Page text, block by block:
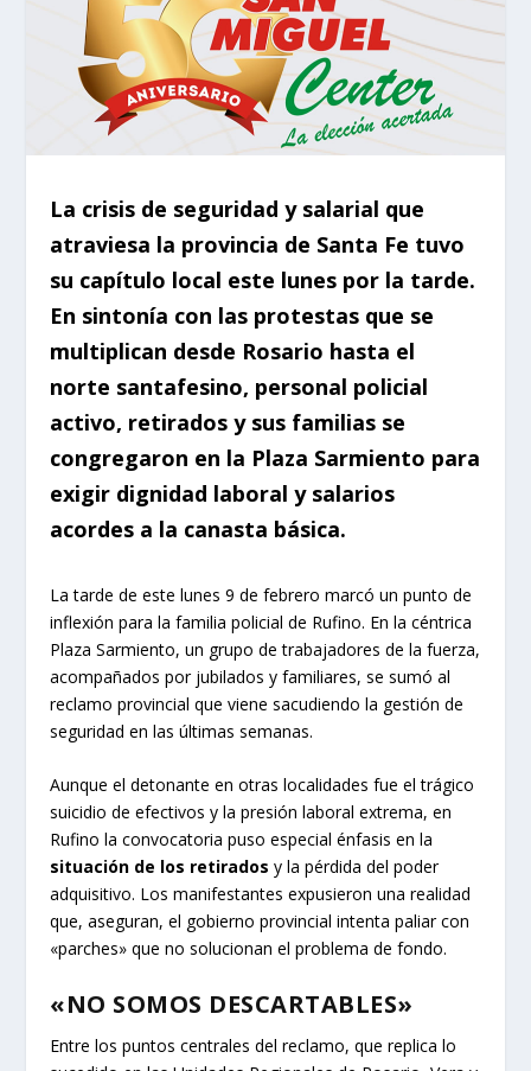
La crisis de seguridad y salarial que
atraviesa la provincia de Santa Fe tuvo
su capítulo local este lunes por la tarde.
En sintonía con las protestas que se
multiplican desde Rosario hasta el
norte santafesino, personal policial
activo, retirados y sus familias se
congregaron en la Plaza Sarmiento para
exigir dignidad laboral y salarios
acordes a la canasta básica.
La tarde de este lunes 9 de febrero marcó un punto de
inflexión para la familia policial de Rufino. En la céntrica
Plaza Sarmiento, un grupo de trabajadores de la fuerza,
acompañados por jubilados y familiares, se sumó al
reclamo provincial que viene sacudiendo la gestión de
seguridad en las últimas semanas.
Aunque el detonante en otras localidades fue el trágico
suicidio de efectivos y la presión laboral extrema, en
Rufino la convocatoria puso especial énfasis en la
situación de los retirados y la pérdida del poder
adquisitivo. Los manifestantes expusieron una realidad
que, aseguran, el gobierno provincial intenta paliar con
«parches» que no solucionan el problema de fondo.
«NO SOMOS DESCARTABLES»
Entre los puntos centrales del reclamo, que replica lo